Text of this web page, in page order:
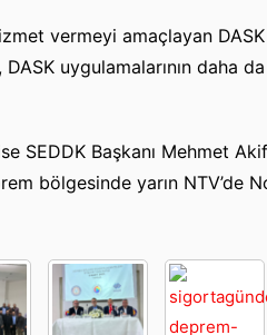
vermeyi amaçlayan
uygulamalarının daha
SEDDK Başkanı Mehmet
bölgesinde yarın NTV’de